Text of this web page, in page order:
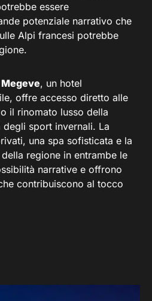
essere
potenziale narrativo che
Alpi francesi potrebbe
, un hotel
offre accesso diretto alle
il rinomato lusso della
sport invernali. La
una spa sofisticata e la
regione in entrambe le
narrative e offrono
contribuiscono al tocco